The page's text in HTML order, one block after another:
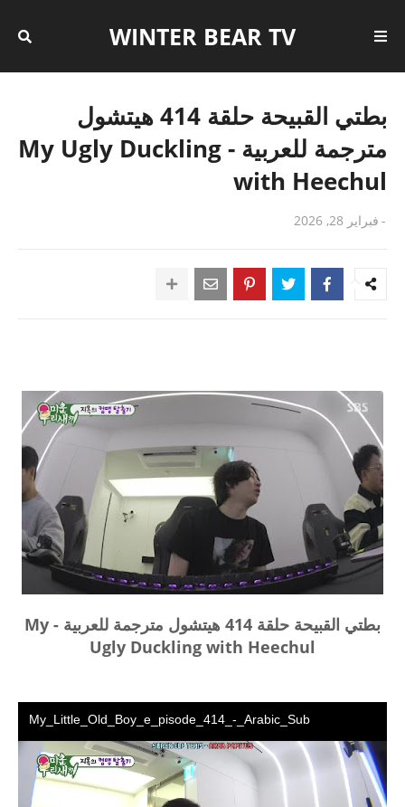
WINTER BEAR TV
بطتي القبيحة حلقة 414 هيتشول
مترجمة للعربية - My Ugly Duckling
with Heechul
- فبراير 28, 2026
بطتي القبيحة حلقة 414 هيتشول مترجمة للعربية - My
Ugly Duckling with Heechul